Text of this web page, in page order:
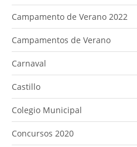
Campamento de Verano 2022
Campamentos de Verano
Carnaval
Castillo
Colegio Municipal
Concursos 2020